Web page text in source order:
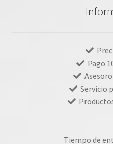
Pago
Servicio
Tiempo de